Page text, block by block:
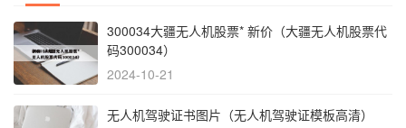
300034大疆无人机股票* 新价（大疆无人机股票代
码300034）
2024-10-21
无人机驾驶证书图片（无人机驾驶证模板高清）